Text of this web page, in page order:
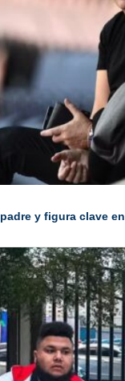
y figura clave